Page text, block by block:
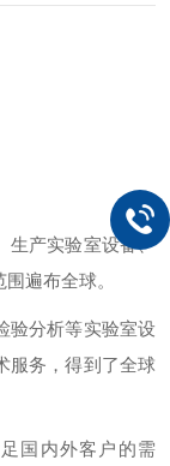
生产实验室设备、
遍布全球。
验分析等实验室设
服务，得到了全球
国内外客户的需